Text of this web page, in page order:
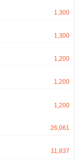
1,300
1,300
1,200
1,200
1,200
26,061
11,837